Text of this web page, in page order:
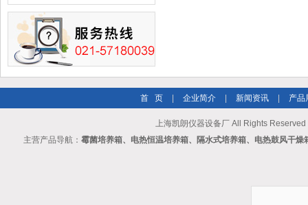
首 页 企业简介 新闻资讯 产品
上海凯朗仪器设备厂 All Rights Reserved
主营产品导航： 霉菌培养箱、电热恒温培养箱、隔水式培养箱、电热鼓风干